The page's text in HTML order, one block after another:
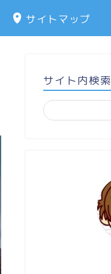
サイトマップ
サイト内検索